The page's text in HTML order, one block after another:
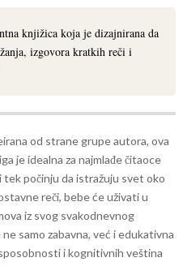
knjižica koja je dizajnirana da
izgovora kratkih reči i
od strane grupe autora, ova
je idealna za najmlađe čitaoce
tek počinju da istražuju svet oko
reči, bebe će uživati u
iz svog svakodnevnog
samo zabavna, već i edukativna
i kognitivnih veština